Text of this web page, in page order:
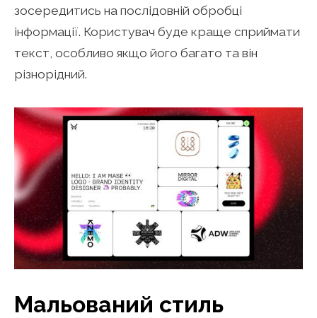
зосередитись на послідовній обробці
інформації. Користувач буде краще сприймати
текст, особливо якщо його багато та він
різнорідний.
Мальований стиль